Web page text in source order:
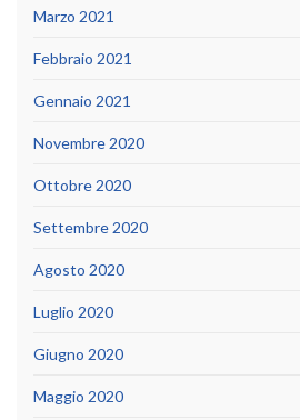
Marzo 2021
Febbraio 2021
Gennaio 2021
Novembre 2020
Ottobre 2020
Settembre 2020
Agosto 2020
Luglio 2020
Giugno 2020
Maggio 2020